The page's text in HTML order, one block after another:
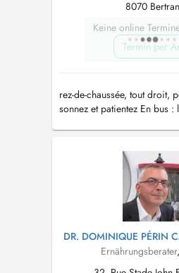
8070
Keine online
Termin per
rez-de-chaussée, tout droit,
sonnez et patientez En bus :
DR. DOMINIQUE PÉRIN
Ernährungsberater,